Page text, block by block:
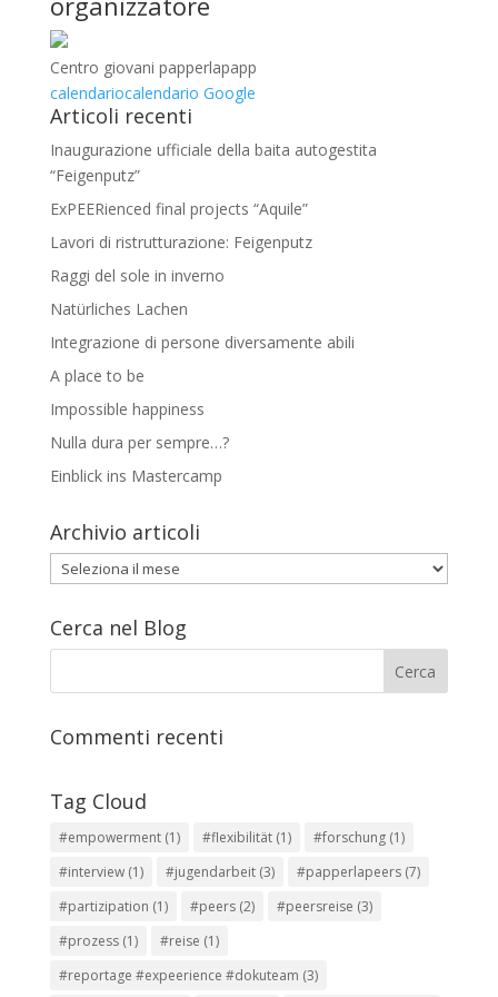
Centro giovani papperlapapp
calendariocalendario Google
Articoli recenti
Inaugurazione ufficiale della baita autogestita
“Feigenputz”
ExPEERienced final projects “Aquile”
Lavori di ristrutturazione: Feigenputz
Raggi del sole in inverno
Natürliches Lachen
Integrazione di persone diversamente abili
A place to be
Impossible happiness
Nulla dura per sempre…?
Einblick ins Mastercamp
Archivio articoli
Archivio
articoli
Cerca nel Blog
Commenti recenti
Tag Cloud
#empowerment(1) #flexibilität(1) #forschung(1)
#interview(1) #jugendarbeit(3) #papperlapeers(7)
#partizipation (1) #peers(2) #peersreise (3)
#prozess(1) #reise (1)
#reportage #expeerience #dokuteam (3)